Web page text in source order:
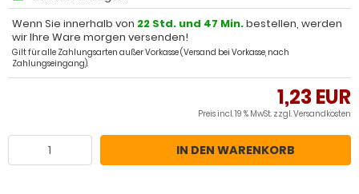
Wenn Sie innerhalb von 22 Std. und 47 Min.bestellen, werden
wir Ihre Ware morgen versenden!
Gilt für alle Zahlungsarten außer Vorkasse (Versand bei Vorkasse, nach
Zahlungseingang).
1,23 EUR
Preis incl. 19 % MwSt. zzgl.Versandkosten
IN DEN WARENKORB